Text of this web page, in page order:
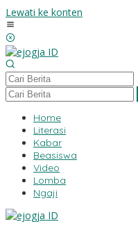
Lewati ke konten
Home
Literasi
Kabar
Beasiswa
Video
Lomba
Ngaji